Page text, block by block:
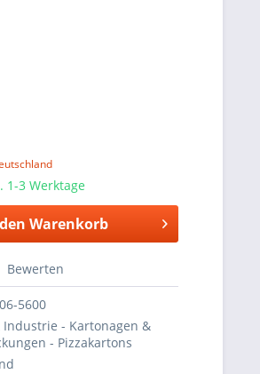
1-3 Werktage
Warenkorb
Bewerten
5600
Industrie - Kartonagen &
- Pizzakartons